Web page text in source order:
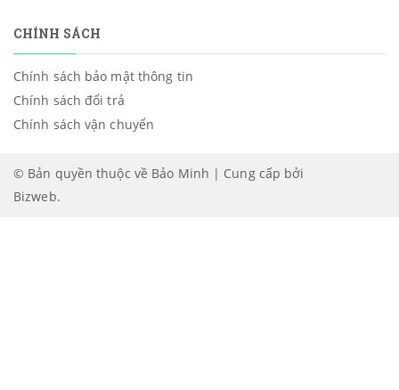
CHÍNH SÁCH
Chính sách bảo mật thông tin
Chính sách đổi trả
Chính sách vận chuyển
© Bản quyền thuộc về Bảo Minh | Cung cấp bởi
Bizweb.